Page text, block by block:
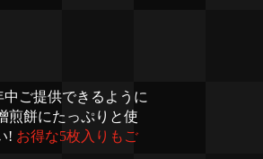
ご提供できるように
煎餅にたっぷりと使
! お得な5枚入りもご